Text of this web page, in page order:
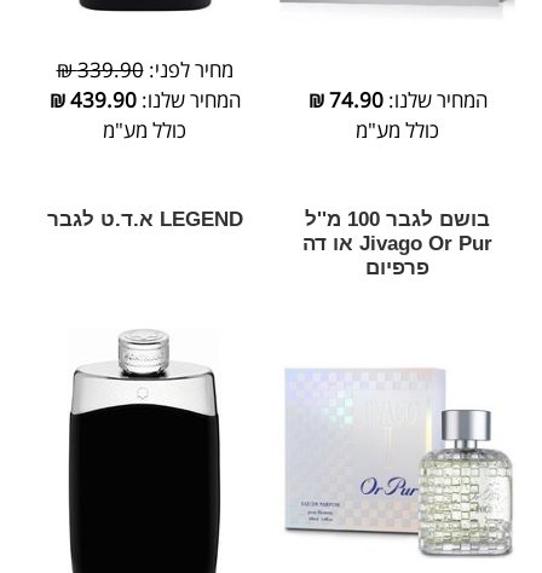
המחיר שלנו:74.90
₪
כולל מע"מ
מחיר לפני:339.90 ₪
המחיר שלנו:439.90
₪
כולל מע"מ
בושם לגבר 100 מ''ל
Jivago Or Pur או דה
פרפיום
LEGEND א.ד.ט לגבר